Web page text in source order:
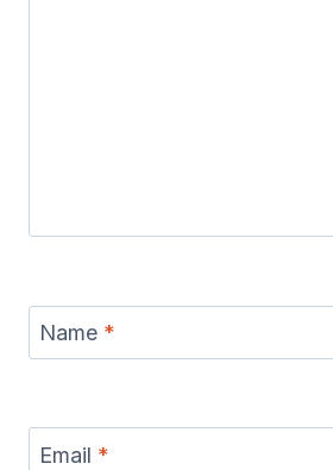
Name *
Email *